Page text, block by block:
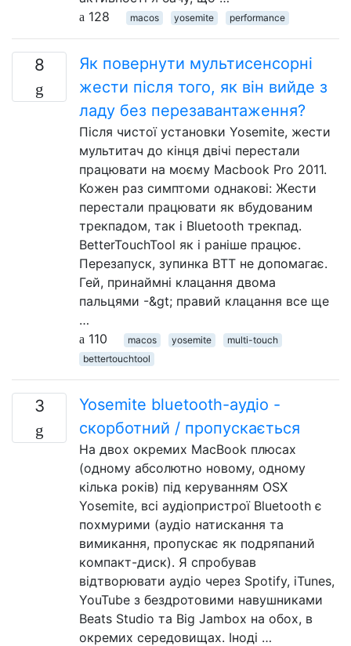
128
macos yosemite performance
8
Як повернути мультисенсорні
жести після того, як він вийде з
ладу без перезавантаження?
Після чистої установки Yosemite, жести
мультитач до кінця двічі перестали
працювати на моєму Macbook Pro 2011.
Кожен раз симптоми однакові: Жести
перестали працювати як вбудованим
трекпадом, так і Bluetooth трекпад.
BetterTouchTool як і раніше працює.
Перезапуск, зупинка BTT не допомагає.
Гей, принаймні клацання двома
пальцями -&gt; правий клацання все ще
…
110
macos yosemite
multi-touch
bettertouchtool
3
Yosemite bluetooth-аудіо -
скорботний / пропускається
На двох окремих MacBook плюсах
(одному абсолютно новому, одному
кілька років) під керуванням OSX
Yosemite, всі аудіопристрої Bluetooth є
похмурими (аудіо натискання та
вимикання, пропускає як подряпаний
компакт-диск). Я спробував
відтворювати аудіо через Spotify, iTunes,
YouTube з бездротовими навушниками
Beats Studio та Big Jambox на обох, в
окремих середовищах. Іноді …